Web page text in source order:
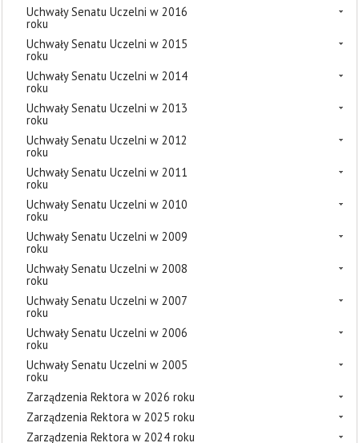
Uchwały Senatu Uczelni w 2016
roku
Uchwały Senatu Uczelni w 2015
roku
Uchwały Senatu Uczelni w 2014
roku
Uchwały Senatu Uczelni w 2013
roku
Uchwały Senatu Uczelni w 2012
roku
Uchwały Senatu Uczelni w 2011
roku
Uchwały Senatu Uczelni w 2010
roku
Uchwały Senatu Uczelni w 2009
roku
Uchwały Senatu Uczelni w 2008
roku
Uchwały Senatu Uczelni w 2007
roku
Uchwały Senatu Uczelni w 2006
roku
Uchwały Senatu Uczelni w 2005
roku
Zarządzenia Rektora w 2026 roku
Zarządzenia Rektora w 2025 roku
Zarządzenia Rektora w 2024 roku